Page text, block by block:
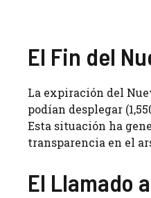
El Fin del
La expiración del
podían desplegar
Esta situación ha
transparencia en el
El Llamado